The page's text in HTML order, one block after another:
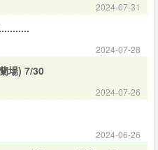
2024-07-31
2024-07-28
場) 7/30
2024-07-26
2024-06-26